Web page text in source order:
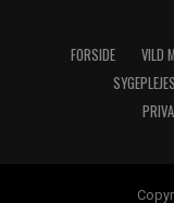
FORSIDE VILD